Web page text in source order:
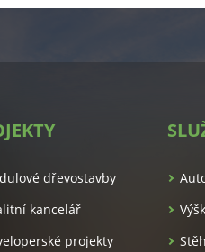
dřevostavby
kancelář
projekty